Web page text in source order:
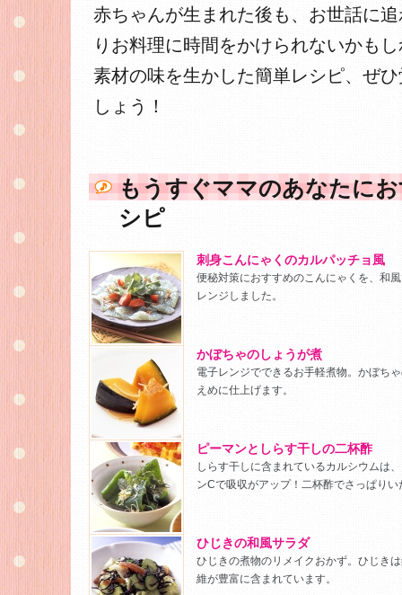
赤ちゃんが生まれた後も、お世話に
りお料理に時間をかけられないかも
素材の味を生かした簡単レシピ、ぜ
しょう！
もうすぐママのあなたに
シピ
刺身こんにゃくのカルパッチョ風
便秘対策におすすめのこんにゃくを、和
レンジしました。
かぼちゃのしょうが煮
電子レンジでできるお手軽煮物。かぼち
えめに仕上げます。
ピーマンとしらす干しの二杯酢
しらす干しに含まれているカルシウムは
ンCで吸収がアップ！二杯酢でさっぱり
ひじきの和風サラダ
ひじきの煮物のリメイクおかず。ひじき
維が豊富に含まれています。